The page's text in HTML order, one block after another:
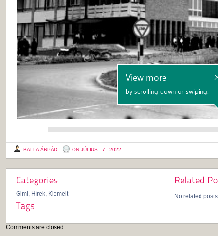
BALLA ÁRPÁD ON JÚLIUS - 7 - 2022
Gimi, Hírek, Kiemelt No related
Comments are closed.